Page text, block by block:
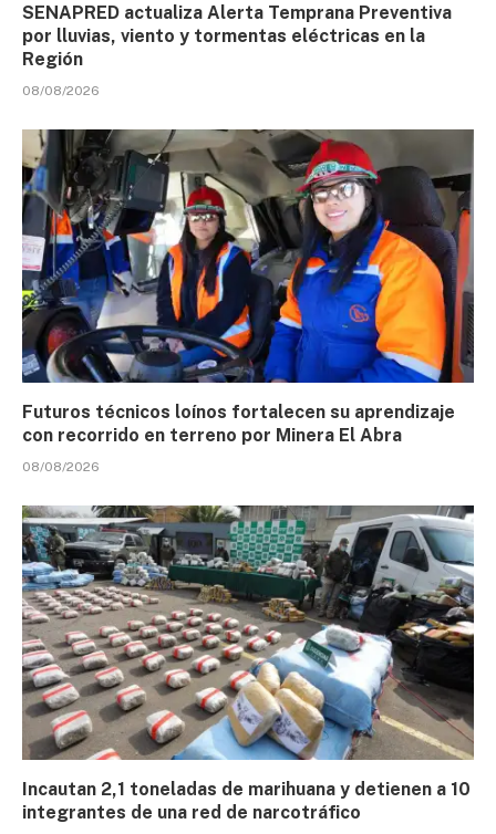
SENAPRED actualiza Alerta Temprana Preventiva
por lluvias, viento y tormentas eléctricas en la
Región
08/08/2026
Futuros técnicos loínos fortalecen su aprendizaje
con recorrido en terreno por Minera El Abra
08/08/2026
Incautan 2,1 toneladas de marihuana y detienen a 10
integrantes de una red de narcotráfico